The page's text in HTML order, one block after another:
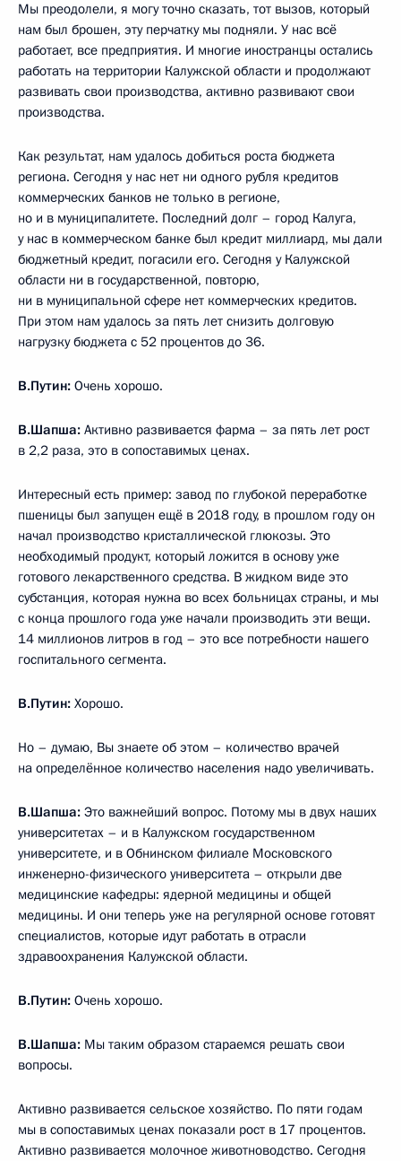
Мы преодолели, я могу точно сказать, тот вызов, который
нам был брошен, эту перчатку мы подняли. У нас всё
работает, все предприятия. И многие иностранцы остались
работать на территории Калужской области и продолжают
развивать свои производства, активно развивают свои
производства.
Как результат, нам удалось добиться роста бюджета
региона. Сегодня у нас нет ни одного рубля кредитов
коммерческих банков не только в регионе,
но и в муниципалитете. Последний долг – город Калуга,
у нас в коммерческом банке был кредит миллиард, мы дали
бюджетный кредит, погасили его. Сегодня у Калужской
области ни в государственной, повторю,
ни в муниципальной сфере нет коммерческих кредитов.
При этом нам удалось за пять лет снизить долговую
нагрузку бюджета с 52 процентов до 36.
В.Путин: Очень хорошо.
В.Шапша: Активно развивается фарма – за пять лет рост
в 2,2 раза, это в сопоставимых ценах.
Интересный есть пример: завод по глубокой переработке
пшеницы был запущен ещё в 2018 году, в прошлом году он
начал производство кристаллической глюкозы. Это
необходимый продукт, который ложится в основу уже
готового лекарственного средства. В жидком виде это
субстанция, которая нужна во всех больницах страны, и мы
с конца прошлого года уже начали производить эти вещи.
14 миллионов литров в год – это все потребности нашего
госпитального сегмента.
В.Путин: Хорошо.
Но – думаю, Вы знаете об этом – количество врачей
на определённое количество населения надо увеличивать.
В.Шапша: Это важнейший вопрос. Потому мы в двух наших
университетах – и в Калужском государственном
университете, и в Обнинском филиале Московского
инженерно-физического университета – открыли две
медицинские кафедры: ядерной медицины и общей
медицины. И они теперь уже на регулярной основе готовят
специалистов, которые идут работать в отрасли
здравоохранения Калужской области.
В.Путин: Очень хорошо.
В.Шапша: Мы таким образом стараемся решать свои
вопросы.
Активно развивается сельское хозяйство. По пяти годам
мы в сопоставимых ценах показали рост в 17 процентов.
Активно развивается молочное животноводство. Сегодня